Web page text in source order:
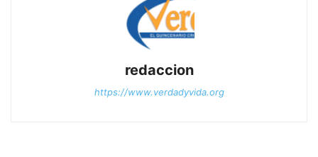
redaccion
https://www.verdadyvida.org